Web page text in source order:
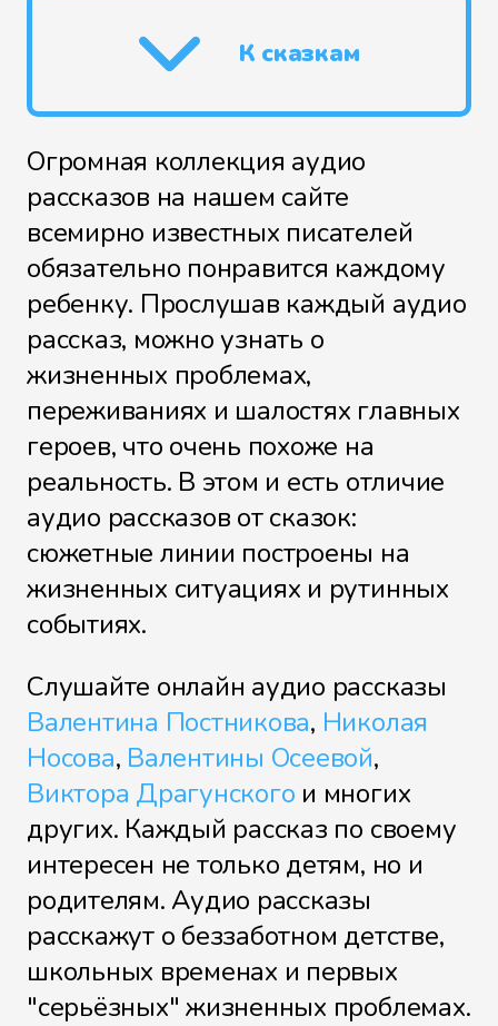
К сказкам
Огромная коллекция аудио
рассказов на нашем сайте
всемирно известных писателей
обязательно понравится каждому
ребенку. Прослушав каждый аудио
рассказ, можно узнать о
жизненных проблемах,
переживаниях и шалостях главных
героев, что очень похоже на
реальность. В этом и есть отличие
аудио рассказов от сказок:
сюжетные линии построены на
жизненных ситуациях и рутинных
событиях.
Слушайте онлайн аудио рассказы
Валентина Постникова, Николая
Носова, Валентины Осеевой,
Виктора Драгунского и многих
других. Каждый рассказ по своему
интересен не только детям, но и
родителям. Аудио рассказы
расскажут о беззаботном детстве,
школьных временах и первых
"серьёзных" жизненных проблемах.